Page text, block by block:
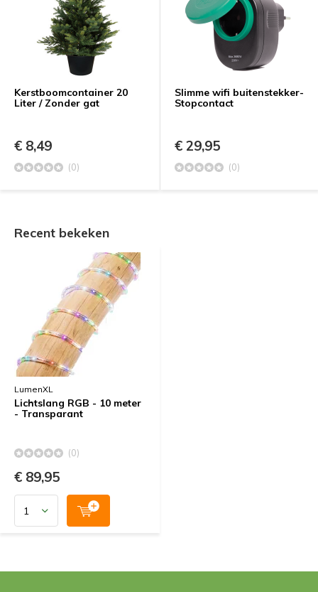
Kerstboomcontainer 20
Liter / Zonder gat
€ 8,49
(0)
Slimme wifi buitenstekker-
Stopcontact
€ 29,95
(0)
Recent bekeken
LumenXL
Lichtslang RGB - 10 meter
- Transparant
(0)
€ 89,95